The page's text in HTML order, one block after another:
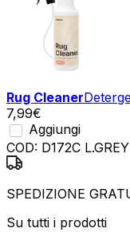
Rug Cleaner
7,99€
Aggiungi
COD: D172C
SPEDIZIONE
Su tutti i prodotti